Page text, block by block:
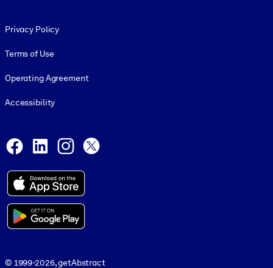
Privacy Policy
Terms of Use
Operating Agreement
Accessibility
Facebook
LinkedInInstagram
© 1999-2026, getAbstract